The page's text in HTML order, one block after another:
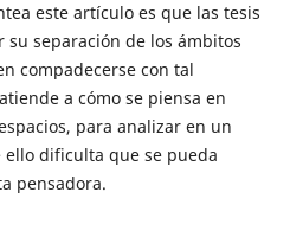
este artículo es que las tesis
separación de los ámbitos
compadecerse con tal
a cómo se piensa en
para analizar en un
dificulta que se pueda
pensadora.